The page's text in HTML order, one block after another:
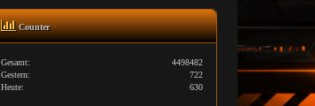
Counter
Gesamt:
4498482
Gestern:
722
Heute:
630